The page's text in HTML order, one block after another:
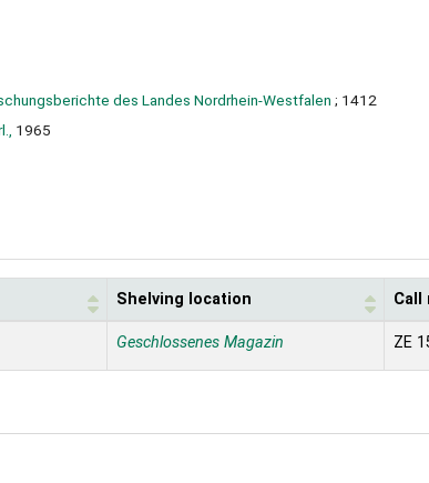
des Landes Nordrhein-Westfalen ; 1412
1965
Shelving location Call
Geschlossenes Magazin ZE